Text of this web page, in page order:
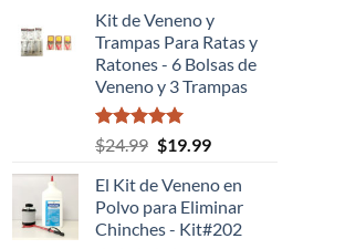
de 5
Kit de Veneno y
Trampas Para Ratas y
Ratones - 6 Bolsas de
Veneno y 3 Trampas
Valorado
con
de 5
$24.99 El
original
era:
$24.99.
$19.99El
actual
es:
$19.99.
El Kit de Veneno en
Polvo para Eliminar
Chinches - Kit#202